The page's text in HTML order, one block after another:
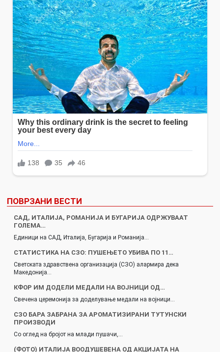
ПОВРЗАНИ ВЕСТИ
САД, ИТАЛИЈА, РОМАНИЈА И БУГАРИЈА ОДРЖУВААТ
ГОЛЕМА…
Единици на САД, Италија, Бугарија и Романија…
СТАТИСТИКА НА СЗО: ПУШЕЊЕТО УБИВА ПО 11…
Светската здравствена организација (СЗО) алармира дека
Македонија…
КФОР ИМ ДОДЕЛИ МЕДАЛИ НА ВОЈНИЦИ ОД…
Свечена церемонија за доделување медали на војници…
СЗО БАРА ЗАБРАНА ЗА АРОМАТИЗИРАНИ ТУТУНСКИ
ПРОИЗВОДИ
Со оглед на бројот на млади пушачи,…
(ФОТО) ИТАЛИЈА ВООДУШЕВЕНА ОД АКЦИЈАТА НА